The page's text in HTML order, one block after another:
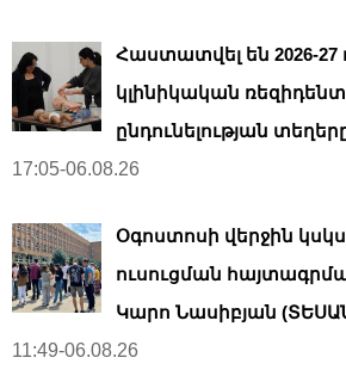
Հաստատվել են 2026-
կլինիկական
ընդունելության
17:05-06.08.26
Օգոստոսի վերջին
ուսուցման
Կարո Նասիբյան
11:49-06.08.26